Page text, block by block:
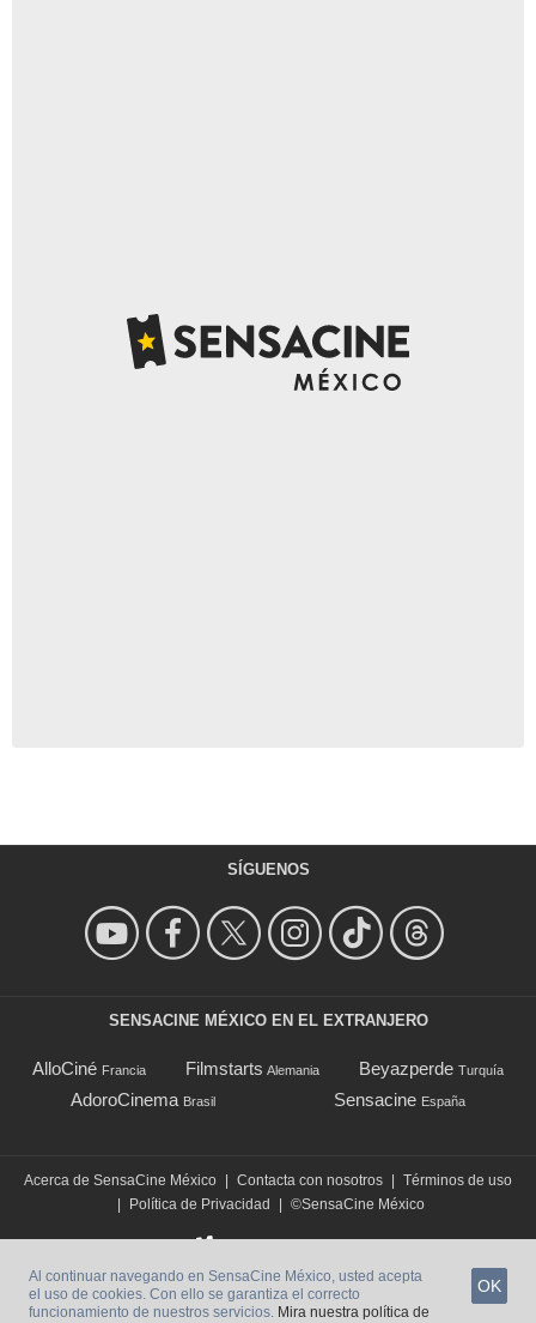
SÍGUENOS
SENSACINE MÉXICO EN EL EXTRANJERO
AlloCiné Francia Filmstarts Alemania Beyazperde Turquía
AdoroCinema Brasil Sensacine España
Acerca de SensaCine México Contacta con nosotros
Términos de uso
Política de Privacidad ©SensaCine México
Al continuar navegando en SensaCine México, usted acepta
el uso de cookies. Con ello se garantiza el correcto
funcionamiento de nuestros servicios. Mira nuestra política de
OK